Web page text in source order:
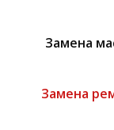
Замена
Замена